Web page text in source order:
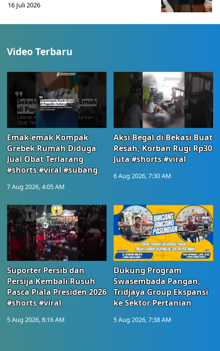
16 Juli 2026
Video Terbaru
Emak-emak Kompak
Grebek Rumah Diduga
Jual Obat Terlarang
#shorts #viral #subang
7 Aug 2026, 4:05 AM
Aksi Begal di Bekasi Buat
Resah, Korban Rugi Rp30
Juta #shorts #viral
6 Aug 2026, 7:30 AM
Suporter Persib dan
Persija Kembali Rusuh
Pasca Piala Presiden 2026
#shorts #viral
5 Aug 2026, 8:16 AM
Dukung Program
Swasembada Pangan,
Tridjaya Group Ekspansi
ke Sektor Pertanian
5 Aug 2026, 7:38 AM